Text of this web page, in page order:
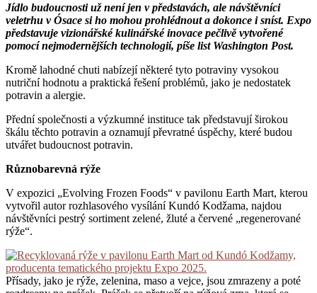
Jídlo budoucnosti už není jen v představách, ale návštěvníci
veletrhu v Ósace si ho mohou prohlédnout a dokonce i sníst. Expo
představuje vizionářské kulinářské inovace pečlivě vytvořené
pomocí nejmodernějších technologií, píše list Washington Post.
Kromě lahodné chuti nabízejí některé tyto potraviny vysokou
nutriční hodnotu a praktická řešení problémů, jako je nedostatek
potravin a alergie.
Přední společnosti a výzkumné instituce tak představují širokou
škálu těchto potravin a oznamují převratné úspěchy, které budou
utvářet budoucnost potravin.
Různobarevná rýže
V expozici „Evolving Frozen Foods“ v pavilonu Earth Mart, kterou
vytvořil autor rozhlasového vysílání Kundó Kodžama, najdou
návštěvníci pestrý sortiment zelené, žluté a červené „regenerované
rýže“.
Přísady, jako je rýže, zelenina, maso a vejce, jsou zmrazeny a poté